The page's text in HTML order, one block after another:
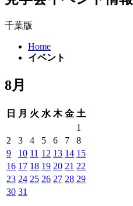
千葉版
Home
イベント
8月
日 月 火 水 木 金 土
1
2
3 4 5 6 7
8
9
10 11 12 13 14 15
16 17 18 19 20 21 22
23 24 25 26 27 28 29
30 31